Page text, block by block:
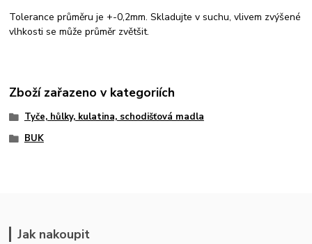
Tolerance průměru je +-0,2mm. Skladujte v suchu, vlivem zvýšené
vlhkosti se může průměr zvětšit.
Zboží zařazeno v kategoriích
Tyče, hůlky, kulatina, schodišťová madla
BUK
Jak nakoupit